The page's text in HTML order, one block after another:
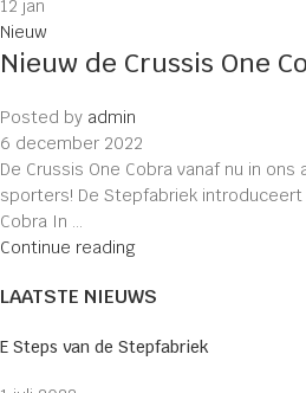
12 jan
Nieuw
Nieuw de Crussis One
Posted by admin
6 december 2022
De Crussis One Cobra vanaf nu in
sporters! De Stepfabriek introduceert
Cobra In ...
Continue reading
LAATSTE NIEUWS
E Steps van de Stepfabriek